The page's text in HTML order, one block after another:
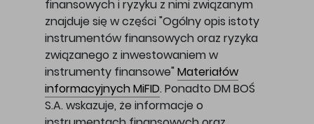
finansowych i ryzyku z nimi związanym
znajduje się w części "Ogólny opis istoty
instrumentów finansowych oraz ryzyka
związanego z inwestowaniem w
instrumenty finansowe" Materiałów
informacyjnych MiFID. Ponadto DM BOŚ
S.A. wskazuje, że informacje o